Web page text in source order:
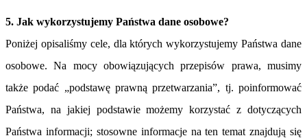
5. Jak wykorzystujemy Państwa dane osobowe?
Poniżej opisaliśmy cele, dla których wykorzystujemy Państwa dane
osobowe. Na mocy obowiązujących przepisów prawa, musimy
także podać „podstawę prawną przetwarzania”, tj. poinformować
Państwa, na jakiej podstawie możemy korzystać z dotyczących
Państwa informacji; stosowne informacje na ten temat znajdują się